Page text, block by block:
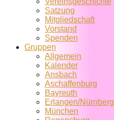
Satzung
Mitglied­schaft
Vorstand
Spenden
Gruppen
Allgemein
Kalender
Ansbach
Aschaffenburg
Bayreuth
Erlangen/Nürnberg
München